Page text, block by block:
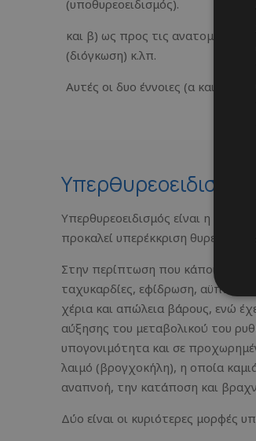
(υποθυρεοειδισμός).
και β) ως προς τις ανατομικές
(διόγκωση) κ.λπ.
Αυτές οι δυο έννοιες (α και β)
Υπερθυρεοειδισμός
Υπερθυρεοειδισμός είναι η
προκαλεί υπερέκκριση
Στην περίπτωση που κάποιος
ταχυκαρδίες, εφίδρωση, αϋπνία,
χέρια και απώλεια βάρους, ενώ
αύξησης του μεταβολικού του
υπογονιμότητα και σε
λαιμό (βρογχοκήλη), η οποία
αναπνοή, την κατάποση και
Δύο είναι οι κυριότερες μορφές